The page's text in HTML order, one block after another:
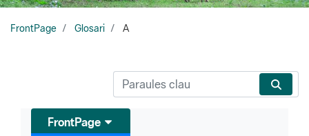
FrontPage Glosari A
FrontPage